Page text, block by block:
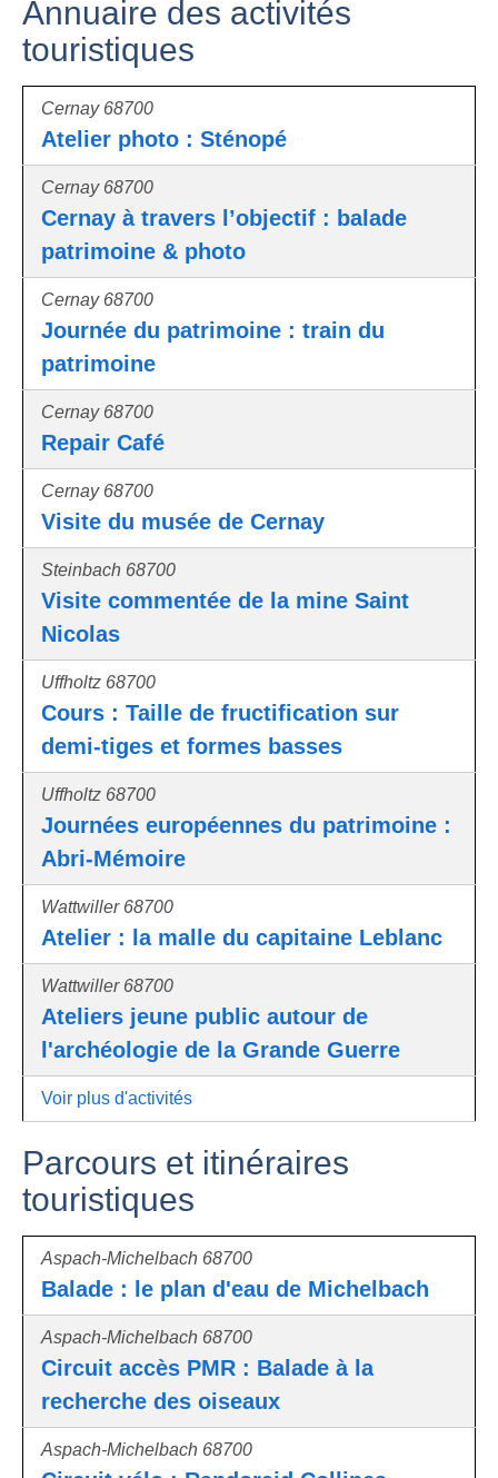
Annuaire des activités
touristiques
Cernay 68700
Atelier photo : Sténopé
Cernay 68700
Cernay à travers l’objectif : balade
patrimoine & photo
Cernay 68700
Journée du patrimoine : train du
patrimoine
Cernay 68700
Repair Café
Cernay 68700
Visite du musée de Cernay
Steinbach 68700
Visite commentée de la mine Saint
Nicolas
Uffholtz 68700
Cours : Taille de fructification sur
demi-tiges et formes basses
Uffholtz 68700
Journées européennes du patrimoine :
Abri-Mémoire
Wattwiller 68700
Atelier : la malle du capitaine Leblanc
Wattwiller 68700
Ateliers jeune public autour de
l'archéologie de la Grande Guerre
Voir plus d'activités
Parcours et itinéraires
touristiques
Aspach-Michelbach 68700
Balade : le plan d'eau de Michelbach
Aspach-Michelbach 68700
Circuit accès PMR : Balade à la
recherche des oiseaux
Aspach-Michelbach 68700